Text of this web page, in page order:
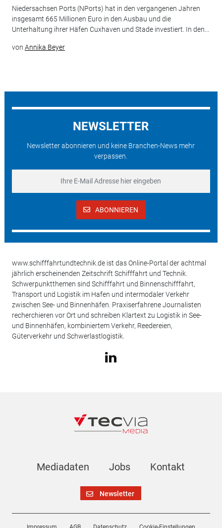
Niedersachsen Ports (NPorts) hat in den vergangenen Jahren
insgesamt 665 Millionen Euro in den Ausbau und die
Unterhaltung ihrer Häfen Cuxhaven und Stade investiert. In den...
von Annika Beyer
NEWSLETTER
Newsletter abonnieren und keine Branchen-News mehr
verpassen.
ABONNIEREN
www.schifffahrtundtechnik.de ist das Online-Portal der achtmal
jährlich erscheinenden Zeitschrift Schifffahrt und Technik.
Schwerpunktthemen sind Schifffahrt und Binnenschifffahrt,
Transport und Logistik im Hafen und intermodaler Verkehr
zwischen See- und Binnenhäfen. Praxiserfahrene Journalisten
recherchieren vor Ort und schreiben Klartext zu Logistik in See-
und Binnenhäfen, kombiniertem Verkehr, Reedereien,
Güterverkehr und Schwerlastlogistik.
Mediadaten Jobs Kontakt
Newsletter